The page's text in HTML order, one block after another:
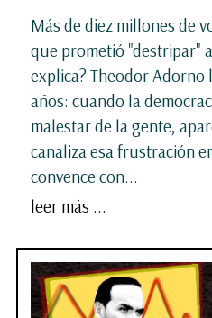
Más de diez millones de
que prometió "destripar"
explica? Theodor Adorno
años: cuando la
malestar de la gente,
canaliza esa frustración
convence con...
leer más ...